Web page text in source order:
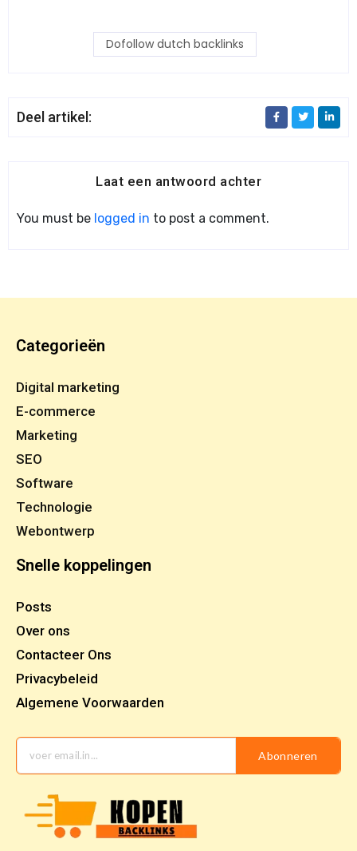
Dofollow dutch backlinks
Deel artikel:
Laat een antwoord achter
You must be logged in to post a comment.
Categorieën
Digital marketing
E-commerce
Marketing
SEO
Software
Technologie
Webontwerp
Snelle koppelingen
Posts
Over ons
Contacteer Ons
Privacybeleid
Algemene Voorwaarden
Abonneren